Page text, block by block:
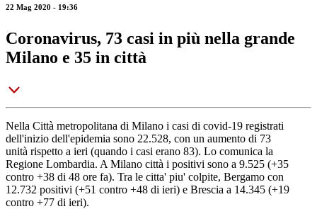
22 Mag 2020 - 19:36
Coronavirus, 73 casi in più nella grande
Milano e 35 in città
Nella Città metropolitana di Milano i casi di covid-19 registrati
dell'inizio dell'epidemia sono 22.528, con un aumento di 73
unità rispetto a ieri (quando i casi erano 83). Lo comunica la
Regione Lombardia. A Milano città i positivi sono a 9.525 (+35
contro +38 di 48 ore fa). Tra le citta' piu' colpite, Bergamo con
12.732 positivi (+51 contro +48 di ieri) e Brescia a 14.345 (+19
contro +77 di ieri).